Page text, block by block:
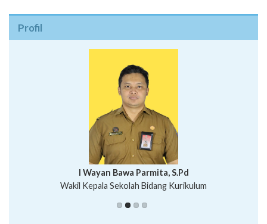
Profil
Putu Suhartana, S.Pd.
I Wayan Bawa Parmita, S.Pd
Wakil Kepala Sekolah Bidang Kurikulum
I Wayan Gede Aditya Pratita, S.Pd., M.Sn
Ni Wayan Nopi Sutantri, S.Pd.